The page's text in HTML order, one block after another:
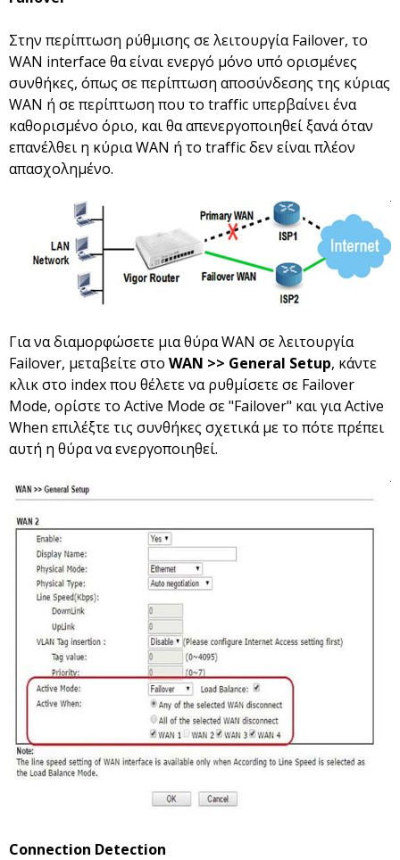
Στην περίπτωση ρύθμισης σε λειτουργία Failover, το
WAN interface θα είναι ενεργό μόνο υπό ορισμένες
συνθήκες, όπως σε περίπτωση αποσύνδεσης της κύριας
WAN ή σε περίπτωση που το traffic υπερβαίνει ένα
καθορισμένο όριο, και θα απενεργοποιηθεί ξανά όταν
επανέλθει η κύρια WAN ή το traffic δεν είναι πλέον
απασχολημένο.
Για να διαμορφώσετε μια θύρα WAN σε λειτουργία
Failover, μεταβείτε στο WAN >> General Setup, κάντε
κλικ στο index που θέλετε να ρυθμίσετε σε Failover
Mode, ορίστε το Active Mode σε "Failover" και για Active
When επιλέξτε τις συνθήκες σχετικά με το πότε πρέπει
αυτή η θύρα να ενεργοποιηθεί.
Connection Detection